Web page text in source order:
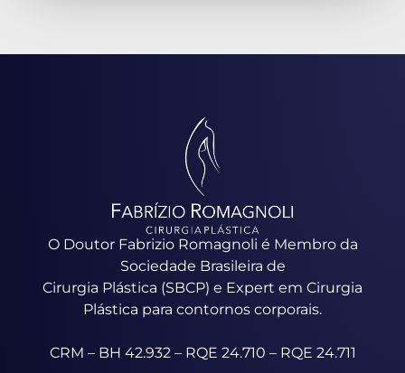
O Doutor Fabrizio Romagnoli é Membro da
Sociedade Brasileira de
Cirurgia Plástica (SBCP) e Expert em Cirurgia
Plástica para contornos corporais.
CRM – BH 42.932 – RQE 24.710 – RQE 24.711